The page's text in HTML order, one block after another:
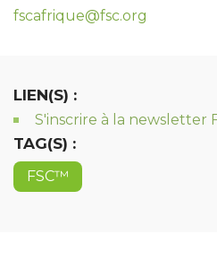
fscafrique@fsc.org
LIEN(S) :
S'inscrire à la newsletter
TAG(S) :
FSC™